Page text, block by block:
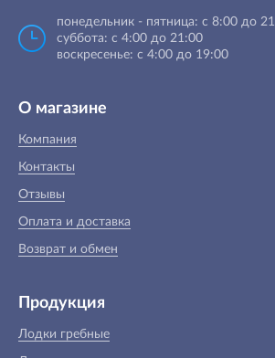
понедельник - пятница: с 8:00 до
суббота: с 4:00 до 21:00
воскресенье: с 4:00 до 19:00
О магазине
Компания
Контакты
Отзывы
Оплата и доставка
Возврат и обмен
Продукция
Лодки гребные